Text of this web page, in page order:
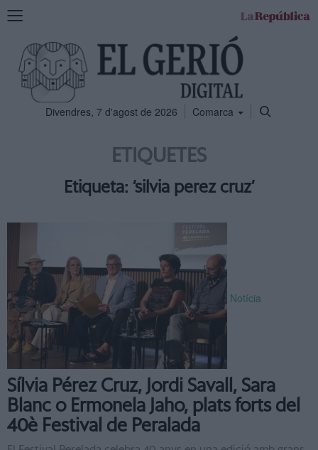
Mostra
navegació
Divendres, 7 d'agost de 2026 Comarca
ETIQUETES
Etiqueta: ‘silvia perez cruz’
Notícia
Sílvia Pérez Cruz, Jordi Savall, Sara
Blanc o Ermonela Jaho, plats forts del
40è Festival de Peralada